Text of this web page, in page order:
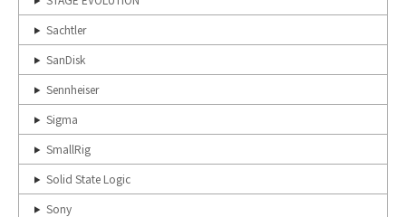
Sachtler
SanDisk
Sennheiser
Sigma
SmallRig
Solid State Logic
Sony